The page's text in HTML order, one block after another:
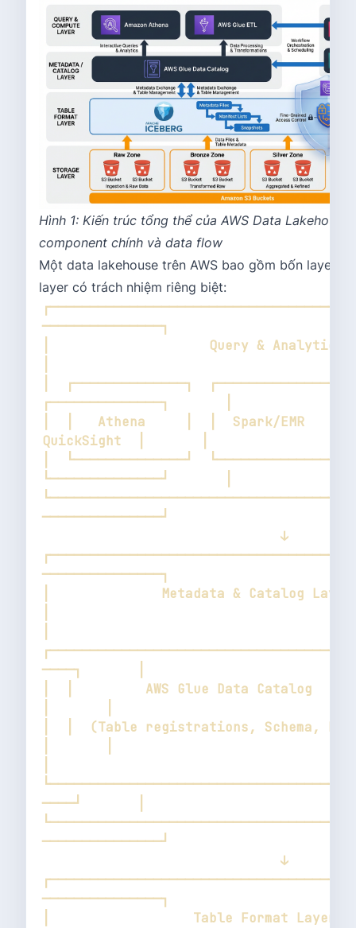
Hình 1: Kiến trúc tổng thể của AWS Data Lakehouse
component chính và data flow
Một data lakehouse trên AWS bao gồm bốn layers
layer có trách nhiệm riêng biệt:
│                    Query & Analytics
│  ┌──────────────┐  ┌──────────────┐
│  │   Athena     │  │  Spark/EMR   │
│  └──────────────┘  └──────────────┘
│              Metadata & Catalog Layer
│  │         AWS Glue Data Catalog
│  │  (Table registrations, Schema,
│                  Table Format Layer